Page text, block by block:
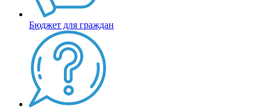
Бюджет для граждан